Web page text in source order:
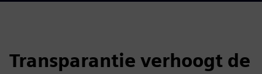
Transparantie verhoogt de